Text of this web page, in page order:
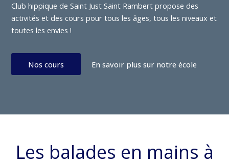
Club hippique de Saint Just Saint Rambert propose des
activités et des cours pour tous les âges, tous les niveaux et
toutes les envies !
Nos cours En savoir plus sur notre école
Les balades en mains à